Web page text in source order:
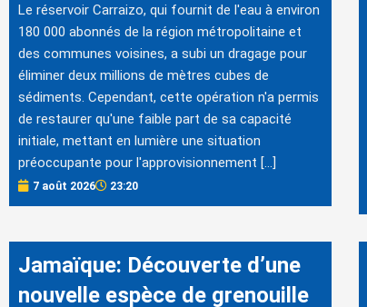
Le réservoir Carraizo, qui fournit de l'eau à environ
180 000 abonnés de la région métropolitaine et
des communes voisines, a subi un dragage pour
éliminer deux millions de mètres cubes de
sédiments. Cependant, cette opération n'a permis
de restaurer qu'une faible part de sa capacité
initiale, mettant en lumière une situation
préoccupante pour l'approvisionnement […]
7 août 2026 23:20
Jamaïque: Découverte d’une
nouvelle espèce de grenouille